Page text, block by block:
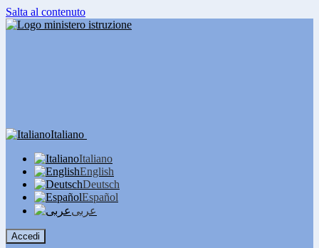
Salta al contenuto
Italiano
Italiano
English
Deutsch
Español
عربى
Accedi